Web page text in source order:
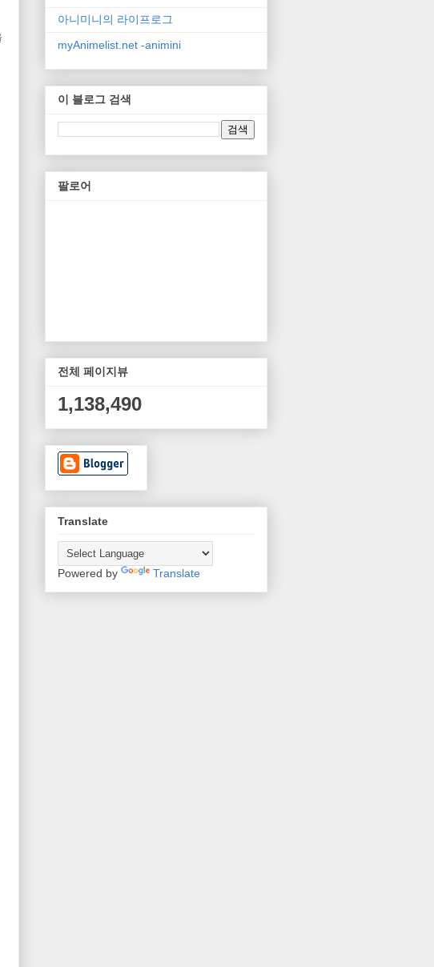
아니미니의 라이프로그
myAnimelist.net -animini
이 블로그 검색
팔로어
전체 페이지뷰
1,138,490
Translate
Powered by Translate